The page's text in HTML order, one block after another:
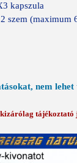
kapszula
szem (maximum
nem
tájékoztató